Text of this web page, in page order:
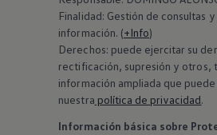
Finalidad: Gestión de consultas
información. (+Info)
Derechos: puede ejercitar su
rectificación, supresión y otros,
información ampliada que
nuestra política de privacidad.
Información básica sobre